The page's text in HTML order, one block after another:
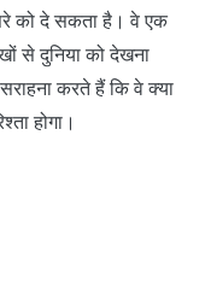
को दे सकता है। वे एक
से दुनिया को देखना
करते हैं कि वे क्या
होगा।